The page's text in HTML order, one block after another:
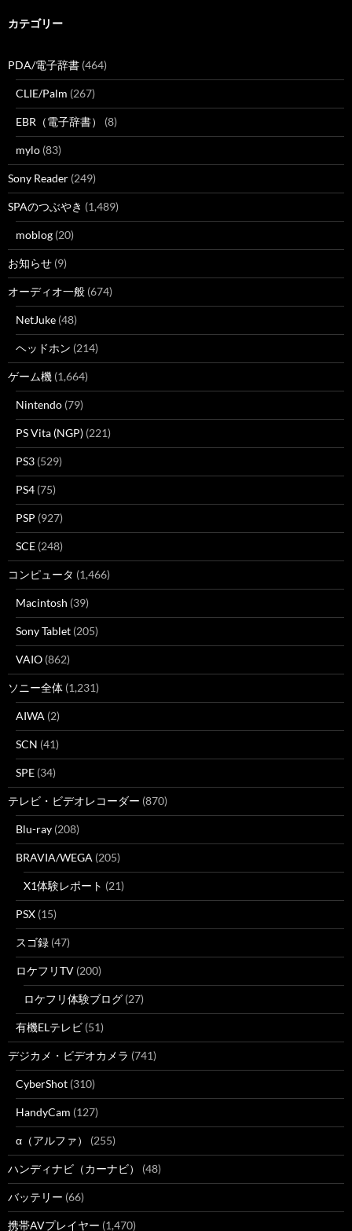
カテゴリー
PDA/電子辞書 (464)
CLIE/Palm (267)
EBR（電子辞書） (8)
mylo (83)
Sony Reader (249)
SPAのつぶやき (1,489)
moblog (20)
お知らせ (9)
オーディオ一般 (674)
NetJuke (48)
ヘッドホン (214)
ゲーム機 (1,664)
Nintendo (79)
PS Vita (NGP) (221)
PS3 (529)
PS4 (75)
PSP (927)
SCE (248)
コンピュータ (1,466)
Macintosh (39)
Sony Tablet (205)
VAIO (862)
ソニー全体 (1,231)
AIWA (2)
SCN (41)
SPE (34)
テレビ・ビデオレコーダー (870)
Blu-ray (208)
BRAVIA/WEGA (205)
X1体験レポート (21)
PSX (15)
スゴ録 (47)
ロケフリTV (200)
ロケフリ体験ブログ (27)
有機ELテレビ (51)
デジカメ・ビデオカメラ (741)
CyberShot (310)
HandyCam (127)
α（アルファ） (255)
ハンディナビ（カーナビ） (48)
バッテリー (66)
携帯AVプレイヤー (1,470)